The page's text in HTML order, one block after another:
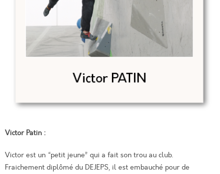
Victor Patin :
Victor est un “petit jeune” qui a fait son trou au club.
Fraichement diplômé du DEJEPS, il est embauché pour de